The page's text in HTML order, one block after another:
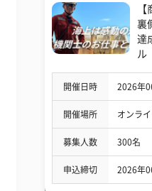
裏
達
ル
開催日時 2026年
開催場所 オンラ
募集人数 300名
申込締切 2026年